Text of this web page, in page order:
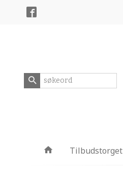
ProdukterTilbudstorget